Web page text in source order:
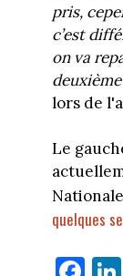
pris,
c’est
on va
lors de
Le
quelques